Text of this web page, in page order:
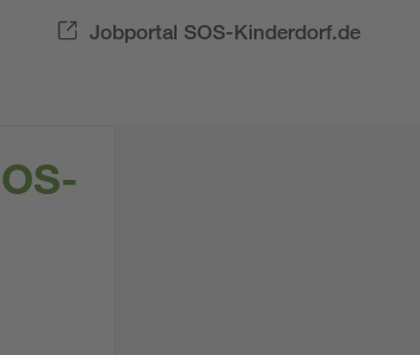
Jobportal SOS-Kinderdorf.de